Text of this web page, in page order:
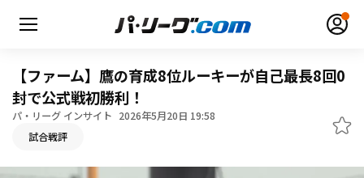
【ファーム】鷹の育成8位ルーキーが自己最長8回0
封で公式戦初勝利！
パ・リーグ インサイト 2026年5月20日 19:58
試合戦評